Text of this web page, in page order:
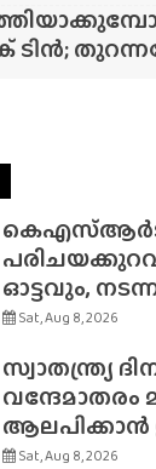
ടിൻ;
ഓട്ടവും,
Sat, Aug 8, 2026
സ്വാതന്ത്ര്യ
Sat, Aug 8, 2026